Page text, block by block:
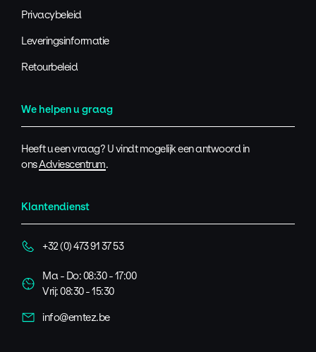
Privacybeleid
Leveringsinformatie
Retourbeleid
We helpen u graag
Heeft u een vraag? U vindt mogelijk een antwoord in
onsAdviescentrum.
Klantendienst
+32 (0) 473 91 37 53
Ma - Do: 08:30 - 17:00
Vrij: 08:30 - 15:30
info@emtez.be